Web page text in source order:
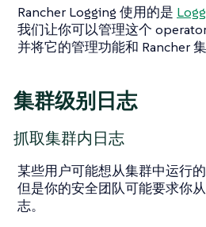
Rancher Logging 使用的是
我们让你可以管理这个
并将它的管理功能和 Rancher
集群级别日志
抓取集群内日志
某些用户可能想从集群中运行
但是你的安全团队可能要求你
志。